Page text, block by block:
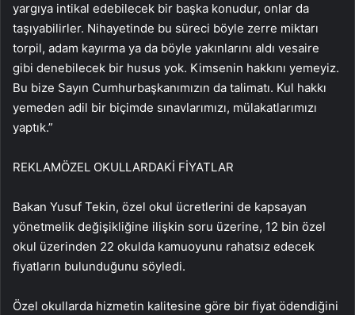
yargıya intikal edebilecek bir başka konudur, onlar da
taşıyabilirler. Nihayetinde bu süreci böyle zerre miktarı
torpil, adam kayırma ya da böyle yakınlarını aldı vesaire
gibi denebilecek bir husus yok. Kimsenin hakkını yemeyiz.
Bu bize Sayın Cumhurbaşkanımızın da talimatı. Kul hakkı
yemeden adil bir biçimde sınavlarımızı, mülakatlarımızı
yaptık.”
REKLAMÖZEL OKULLARDAKİ FİYATLAR
Bakan Yusuf Tekin, özel okul ücretlerini de kapsayan
yönetmelik değişikliğine ilişkin soru üzerine, 12 bin özel
okul üzerinden 22 okulda kamuoyunu rahatsız edecek
fiyatların bulunduğunu söyledi.
Özel okullarda hizmetin kalitesine göre bir fiyat ödendiğini